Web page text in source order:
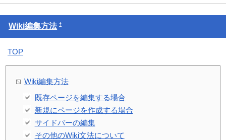
Wiki編集方法 †
TOP
Wiki編集方法
既存ページを編集する場合
新規にページを作成する場合
サイドバーの編集
その他のWiki文法について